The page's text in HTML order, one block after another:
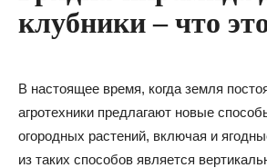
клубники – что
В настоящее время, когда земля
агротехники предлагают новые
огородных растений, включая и
из таких способов является